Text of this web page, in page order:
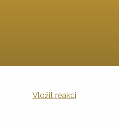
Vložit reakci